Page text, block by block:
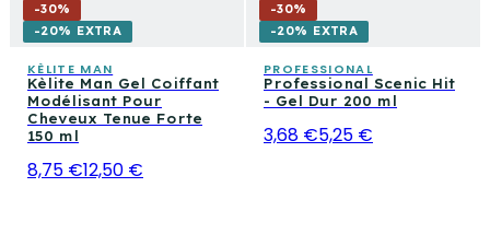
-30%
-20% EXTRA
KÈLITE MAN
Kèlite Man Gel Coiffant
Modélisant Pour
Cheveux Tenue Forte
150 ml
8,75 €12,50 €
-30%
-20% EXTRA
PROFESSIONAL
Professional Scenic Hit
- Gel Dur 200 ml
3,68 €5,25 €